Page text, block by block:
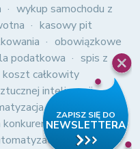
wykup samochodu z
kasowy pit
obowiązkowe
podatkowa
spis z
koszt całkowity
inteligencji
procesów
kultura
w firmie